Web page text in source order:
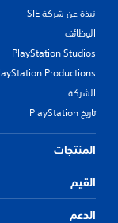
نبذة عن شركة SIE
الوظائف
PlayStation Studios
PlayStation Productions
الشركة
تاريخ PlayStation
المنتجات
القيم
الدعم